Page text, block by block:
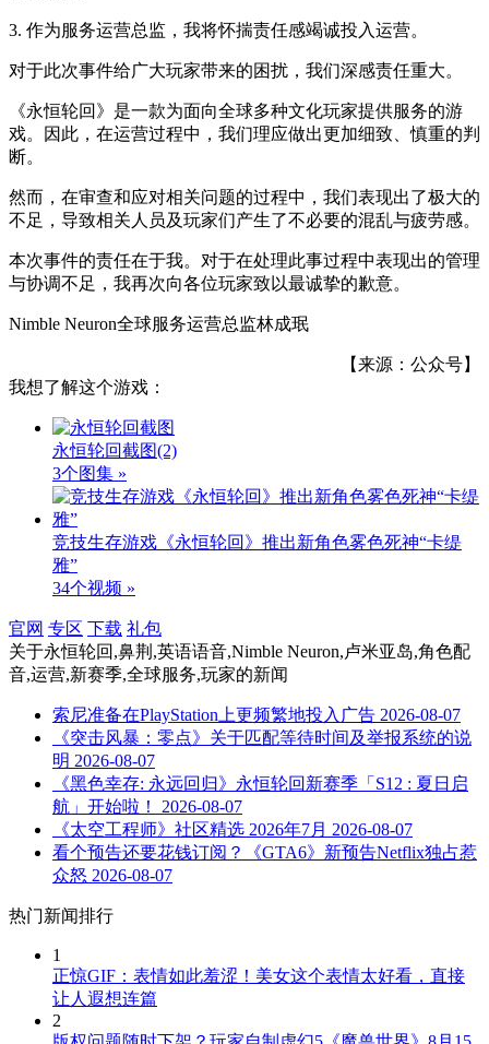
3. 作为服务运营总监，我将怀揣责任感竭诚投入运营。
对于此次事件给广大玩家带来的困扰，我们深感责任重大。
《永恒轮回》是一款为面向全球多种文化玩家提供服务的游
戏。因此，在运营过程中，我们理应做出更加细致、慎重的判
断。
然而，在审查和应对相关问题的过程中，我们表现出了极大的
不足，导致相关人员及玩家们产生了不必要的混乱与疲劳感。
本次事件的责任在于我。对于在处理此事过程中表现出的管理
与协调不足，我再次向各位玩家致以最诚挚的歉意。
Nimble Neuron全球服务运营总监林成珉
【来源：公众号】
我想了解这个游戏：
永恒轮回截图(2)
3个图集 »
竞技生存游戏《永恒轮回》推出新角色雾色死神“卡缇
雅”
34个视频 »
官网 专区 下载 礼包
关于永恒轮回,鼻荆,英语语音,Nimble Neuron,卢米亚岛,角色配
音,运营,新赛季,全球服务,玩家的新闻
索尼准备在PlayStation上更频繁地投入广告 2026-08-07
《突击风暴：零点》关于匹配等待时间及举报系统的说
明 2026-08-07
《黑色幸存: 永远回归》永恒轮回新赛季「S12 : 夏日启
航」开始啦！
2026-08-07
《太空工程师》社区精选 2026年7月 2026-08-07
看个预告还要花钱订阅？《GTA6》新预告Netflix独占惹
众怒 2026-08-07
热门新闻排行
1
正惊GIF：表情如此羞涩！美女这个表情太好看，直接
让人遐想连篇
2